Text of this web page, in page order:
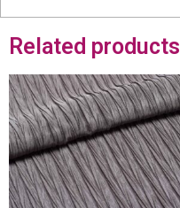
Related products